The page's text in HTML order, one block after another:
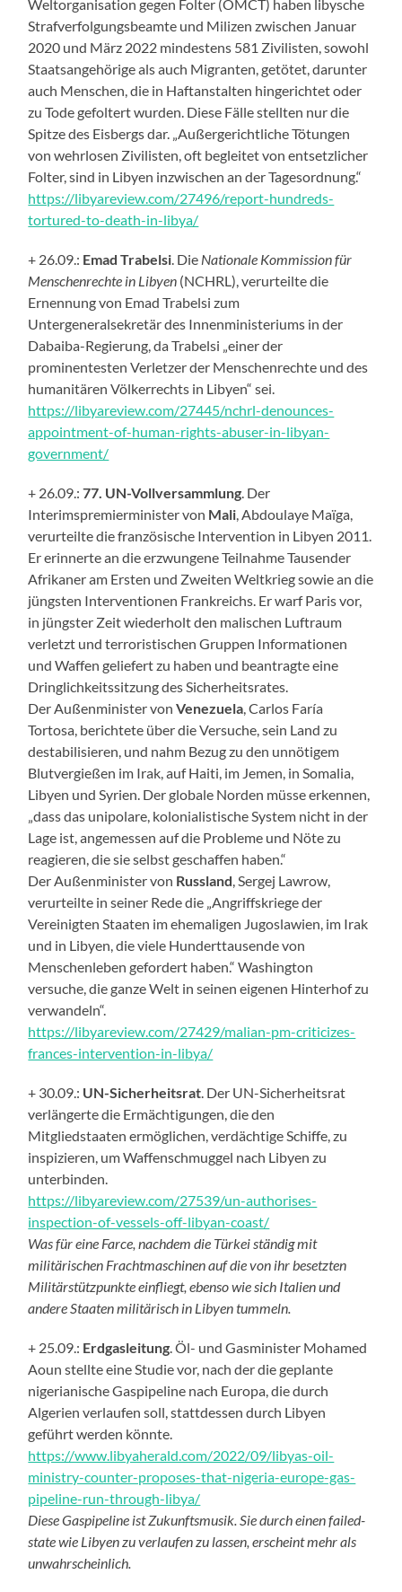
Weltorganisation gegen Folter (OMCT) haben libysche
Strafverfolgungsbeamte und Milizen zwischen Januar
2020 und März 2022 mindestens 581 Zivilisten, sowohl
Staatsangehörige als auch Migranten, getötet, darunter
auch Menschen, die in Haftanstalten hingerichtet oder
zu Tode gefoltert wurden. Diese Fälle stellten nur die
Spitze des Eisbergs dar. „Außergerichtliche Tötungen
von wehrlosen Zivilisten, oft begleitet von entsetzlicher
Folter, sind in Libyen inzwischen an der Tagesordnung.“
https://libyareview.com/27496/report-hundreds-
tortured-to-death-in-libya/
+ 26.09.: Emad Trabelsi . Die Nationale Kommission für
Menschenrechte in Libyen (NCHRL), verurteilte die
Ernennung von Emad Trabelsi zum
Untergeneralsekretär des Innenministeriums in der
Dabaiba-Regierung, da Trabelsi „einer der
prominentesten Verletzer der Menschenrechte und des
humanitären Völkerrechts in Libyen“ sei.
https://libyareview.com/27445/nchrl-denounces-
appointment-of-human-rights-abuser-in-libyan-
government/
+ 26.09.:77. UN-Vollversammlung . Der
Interimspremierminister von Mali , Abdoulaye Maïga,
verurteilte die französische Intervention in Libyen 2011.
Er erinnerte an die erzwungene Teilnahme Tausender
Afrikaner am Ersten und Zweiten Weltkrieg sowie an die
jüngsten Interventionen Frankreichs. Er warfParis vor,
in jüngster Zeit wiederholt den malischen Luftraum
verletzt und terroristischen Gruppen Informationen
und Waffen geliefert zu haben und beantragte eine
Dringlichkeitssitzung des Sicherheitsrates.
Der Außenminister vonVenezuela , Carlos Faría
Tortosa, berichtete über die Versuche, sein Land zu
destabilisieren, und nahm Bezug zu den unnötigem
Blutvergießen im Irak, auf Haiti, im Jemen, in Somalia,
Libyen und Syrien. Der globale Norden müsse erkennen,
„dass das unipolare, kolonialistische System nicht in der
Lage ist, angemessen auf die Probleme und Nöte zu
reagieren, die sie selbst geschaffen haben.“
Der Außenminister von Russland , Sergej Lawrow,
verurteilte in seiner Rede die „Angriffskriege der
Vereinigten Staaten im ehemaligen Jugoslawien, im Irak
und in Libyen, die viele Hunderttausende von
Menschenleben gefordert haben.“ Washington
versuche, die ganze Welt in seinen eigenen Hinterhof zu
verwandeln“.
https://libyareview.com/27429/malian-pm-criticizes-
frances-intervention-in-libya/
+ 30.09.: UN-Sicherheitsrat . Der UN-Sicherheitsrat
verlängerte die Ermächtigungen, die den
Mitgliedstaaten ermöglichen, verdächtige Schiffe, zu
inspizieren, um Waffenschmuggel nach Libyen zu
unterbinden.
https://libyareview.com/27539/un-authorises-
inspection-of-vessels-off-libyan-coast/
Was für eine Farce, nachdem die Türkei ständig mit
militärischen Frachtmaschinen auf die von ihr besetzten
Militärstützpunkte einfliegt, ebenso wie sich Italien und
andere Staatenmilitärisch in Libyen tummeln.
+ 25.09.: Erdgasleitung . Öl- und Gasminister Mohamed
Aoun stellte eine Studie vor, nach der die geplante
nigerianische Gaspipeline nach Europa, die durch
Algerien verlaufen soll, stattdessen durch Libyen
geführt werden könnte.
https://www.libyaherald.com/2022/09/libyas-oil-
ministry-counter-proposes-that-nigeria-europe-gas-
pipeline-run-through-libya/
Diese Gaspipeline ist Zukunftsmusik. Sie durch einen failed-
state wie Libyen zu verlaufen zu lassen,erscheintmehr als
unwahrscheinlich.